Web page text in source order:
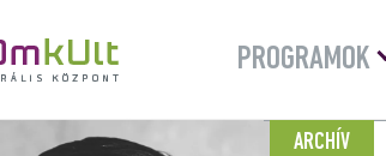
PROGRAMOK
ARCHÍV